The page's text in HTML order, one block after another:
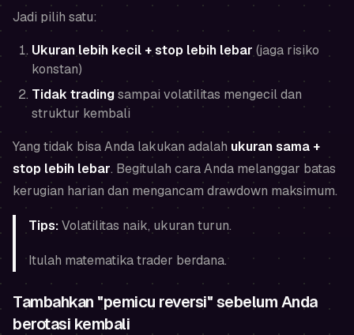
Jadi pilih satu:
Ukuran lebih kecil + stop lebih lebar (jaga risiko
konstan)
Tidak tradingsampai volatilitas mengecil dan
struktur kembali
Yang tidak bisa Anda lakukan adalah ukuran sama +
stop lebih lebar. Begitulah cara Anda melanggar batas
kerugian harian dan mengancam drawdown maksimum.
Tips:Volatilitas naik, ukuran turun.
Itulah matematika trader berdana.
Tambahkan "pemicu reversi" sebelum Anda
berotasi kembali